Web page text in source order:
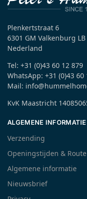
Plenkertstraat 6
6301 GM Valkenburg LB
Nederland
Tel: +31 (0)43 60 12 879
WhatsApp: +31 (0)43 60
Mail:
KvK Maastricht
ALGEMENE INFORMATIE
Verzending
Openingstijden & Route
Algemene informatie
Nieuwsbrief